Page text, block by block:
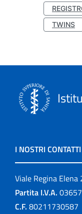
TWINS
I NOSTRI CONTATTI
Viale Regina
Partita I.V.A.
C.F. 80211730587